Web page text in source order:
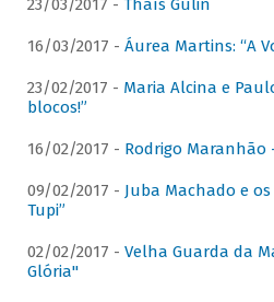
23/03/2017 - Thaís Gulin
16/03/2017 - Áurea Martins: “A
23/02/2017 - Maria Alcina e
blocos!”
16/02/2017 - Rodrigo Maranhão
09/02/2017 - Juba Machado e
Tupi”
02/02/2017 - Velha Guarda da
Glória"